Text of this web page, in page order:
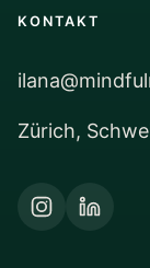
KONTAKT
Zürich,